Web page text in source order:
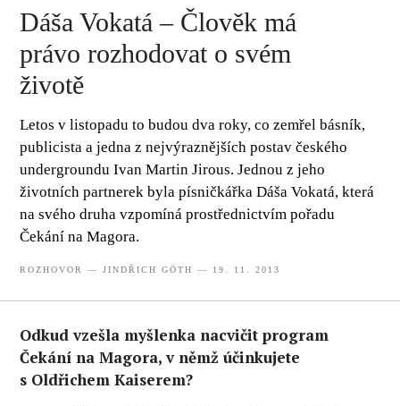
Dáša Vokatá – Člověk má
právo rozhodovat o svém
životě
Letos v listopadu to budou dva roky, co zemřel básník,
publicista a jedna z nejvýraznějších postav českého
undergroundu Ivan Martin Jirous. Jednou z jeho
životních partnerek byla písničkářka Dáša Vokatá, která
na svého druha vzpomíná prostřednictvím pořadu
Čekání na Magora.
ROZHOVOR —JINDŘICH GÖTH — 19. 11. 2013
Odkud vzešla myšlenka nacvičit program
Čekání na Magora, v němž účinkujete
s Oldřichem Kaiserem?